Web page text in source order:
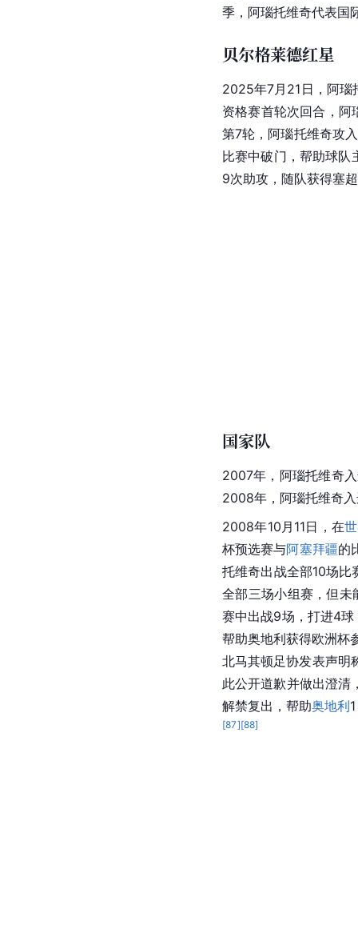
季，阿瑙托维奇代表国
贝尔格莱德红星
2025年7月21日，阿瑙
资格赛首轮次回合，阿
第7轮，阿瑙托维奇攻
比赛中破门，帮助球
9次助攻，随队获得塞
国家队
2007年，阿瑙托维奇
2008年，阿瑙托维奇
2008年10月11日，在
杯预选赛与阿塞拜疆的
托维奇出战全部10场
全部三场小组赛，但未
赛中出战9场，打进4
帮助奥地利获得欧洲杯
北马其顿足协发表声明
此公开道歉并做出澄清
解禁复出，帮助奥地利
[87][88]